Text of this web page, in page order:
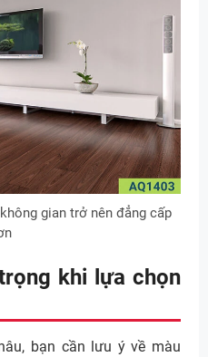
gian trở nên đẳng cấp
khi lựa chọn
bạn cần lưu ý về màu